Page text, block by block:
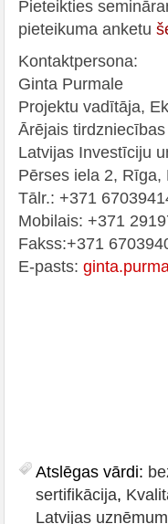
Pieteikties
pieteikuma anketu
Kontaktpersona:
Ginta Purmale
Projektu vadītāja,
Ārējais
Latvijas Investīciju
Pērses iela 2, Rīga,
Tālr.: +371
Mobilais: +371
Fakss:+371
E-pasts:
Atslēgas vārdi:
sertifikācija,
Latvijas